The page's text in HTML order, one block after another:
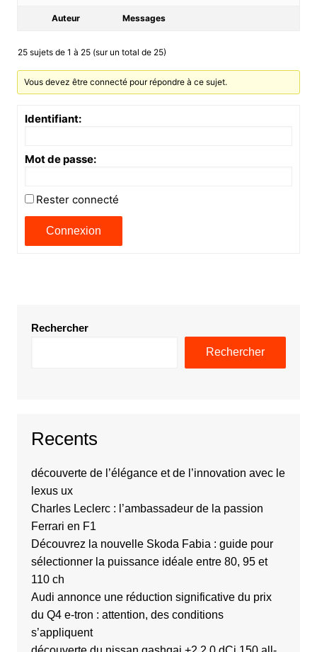
Auteur Messages
25 sujets de 1 à 25 (sur un total de 25)
Vous devez être connecté pour répondre à ce sujet.
Identifiant:
Mot de passe:
Rester connecté
Connexion
Rechercher
Rechercher
Recents
découverte de l’élégance et de l’innovation avec le
lexus ux
Charles Leclerc : l’ambassadeur de la passion
Ferrari en F1
Découvrez la nouvelle Skoda Fabia : guide pour
sélectionner la puissance idéale entre 80, 95 et
110 ch
Audi annonce une réduction significative du prix
du Q4 e-tron : attention, des conditions
s’appliquent